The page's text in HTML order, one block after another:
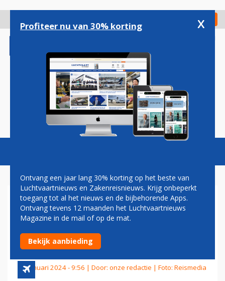
gaan
Check in
Magazine Podcasts Vacatures
TRANSAVIA VLIEGT VANAF
ZOMERSEIZOEN NAAR
GEORGIË
19 januari 2024 - 9:56 | Door: onze redactie | Foto: Reismedia
Profiteer nu van 30% korting x
Ontvang een jaar lang 30% korting op het beste van
Luchtvaartnieuws en Zakenreisnieuws. Krijg onbeperkt
toegang tot al het nieuws en de bijbehorende Apps.
Ontvang tevens 12 maanden het Luchtvaartnieuws
Magazine in de mail of op de mat.
Bekijk aanbieding